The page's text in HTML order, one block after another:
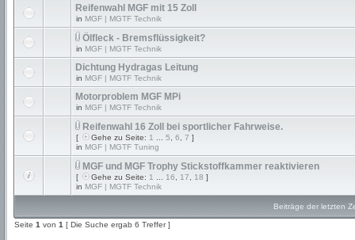
Reifenwahl MGF mit 15 Zoll
in MGF | MGTF Technik
Ölfleck - Bremsflüssigkeit?
in MGF | MGTF Technik
Dichtung Hydragas Leitung
in MGF | MGTF Technik
Motorproblem MGF MPi
in MGF | MGTF Technik
Reifenwahl 16 Zoll bei sportlicher Fahrweise.
[ Gehe zu Seite: 1 5 6 7 ]
in MGF | MGTF Tuning
MGF und MGF Trophy Stickstoffkammer reaktivieren
[ Gehe zu Seite: 1 16 17 18 ]
in MGF | MGTF Technik
Beiträge der letzten
Seite 1 von 1 [ Die Suche ergab 6 Treffer ]